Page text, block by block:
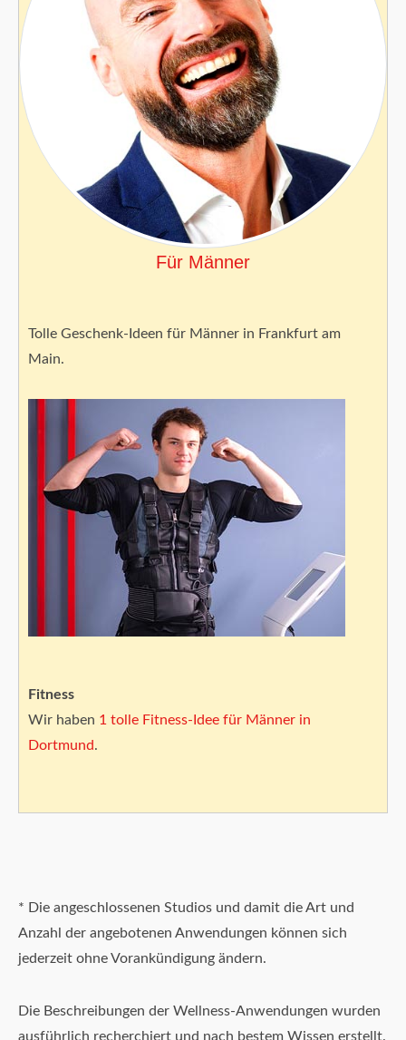
Für Männer
Tolle Geschenk-Ideen für Männer in Frankfurt am
Main.
Fitness
Wir haben 1 tolle Fitness-Idee für Männer in
Dortmund.
* Die angeschlossenen Studios und damit die Art und
Anzahl der angebotenen Anwendungen können sich
jederzeit ohne Vorankündigung ändern.
Die Beschreibungen der Wellness-Anwendungen wurden
ausführlich recherchiert und nach bestem Wissen erstellt.